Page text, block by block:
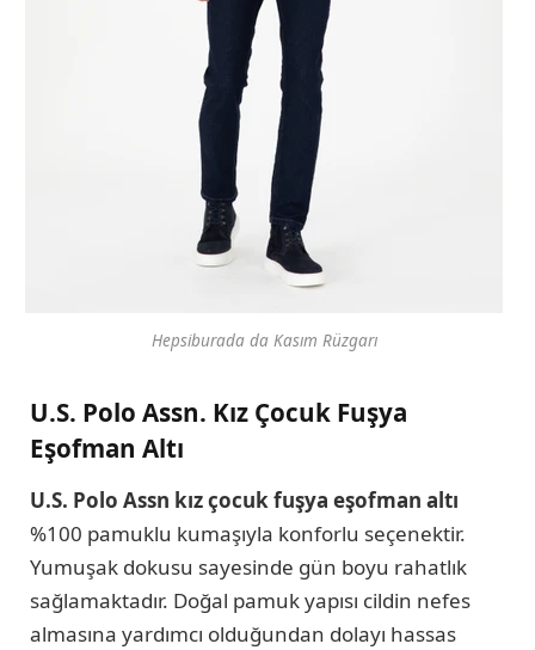
Hepsiburada da Kasım Rüzgarı
U.S. Polo Assn. Kız Çocuk Fuşya
Eşofman Altı
U.S. Polo Assn kız çocuk fuşya eşofman altı
%100 pamuklu kumaşıyla konforlu seçenektir.
Yumuşak dokusu sayesinde gün boyu rahatlık
sağlamaktadır. Doğal pamuk yapısı cildin nefes
almasına yardımcı olduğundan dolayı hassas